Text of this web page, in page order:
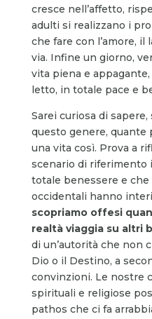
cresce nell’affetto,
adulti si realizzano i
che fare con l’amore, il
via. Infine un giorno,
vita piena e
letto, in totale pace e
Sarei curiosa di
questo genere, quante
una vita così. Prova a
scenario di riferimento
totale benessere e
occidentali hanno
scopriamo offesi
realtà viaggia su altri
di un’autorità che non
Dio o il Destino, a
convinzioni. Le nostre
spirituali e religiose
pathos che ci fa